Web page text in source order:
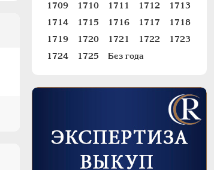
1709
1710 1711 1712
1713
1714
1715 1716 1717
1718
1719
1720 1721 1722
1723
1724
1725 Без года